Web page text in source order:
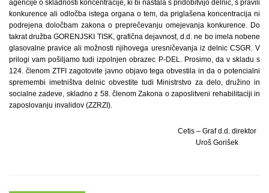
agencije o skladnosti koncentracije, ki bi nastala s pridobitvijo delnic, s pravili
konkurence ali odločba istega organa o tem, da priglašena koncentracija ni
podrejena določbam zakona o preprečevanju omejevanja konkurence. Do
takrat družba GORENJSKI TISK, grafična dejavnost, d.d. ne bo imela nobene
glasovalne pravice ali možnosti njihovega uresničevanja iz delnic CSGR. V
prilogi vam pošiljamo tudi izpolnjen obrazec P-DEL. Prosimo, da v skladu s
124. členom ZTFI zagotovite javno objavo tega obvestila in da o potencialni
spremembi imetništva delnic obvestite tudi Ministrstvo za delo, družino in
socialne zadeve, skladno z 58. členom Zakona o zaposlitveni rehabilitaciji in
zaposlovanju invalidov (ZZRZI).
Cetis – Graf d.d. direktor
Uroš Gorišek